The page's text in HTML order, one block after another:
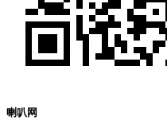
喇叭网